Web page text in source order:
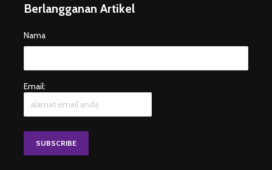
Berlangganan Artikel
Nama
Email: